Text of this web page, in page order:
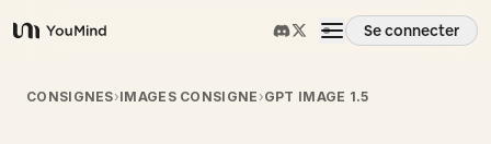
YouMind
Se connecter
Aperçu
CONSIGNES›IMAGES CONSIGNE ›GPT IMAGE 1.5